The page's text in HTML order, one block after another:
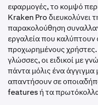
εφαρμογές, το κομψό
Kraken Pro διευκολύνει
παρακολούθηση
εργαλεία που καλύπτουν
προχωρημένους
γλώσσες, οι ειδικοί με
πάντα μόλις ένα
απαντήσουν σε
features ή τα